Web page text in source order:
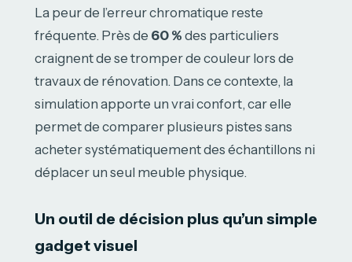
La peur de l’erreur chromatique reste
fréquente. Près de 60 % des particuliers
craignent de se tromper de couleur lors de
travaux de rénovation. Dans ce contexte, la
simulation apporte un vrai confort, car elle
permet de comparer plusieurs pistes sans
acheter systématiquement des échantillons ni
déplacer un seul meuble physique.
Un outil de décision plus qu’un simple
gadget visuel